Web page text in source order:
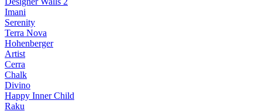
Imani
Serenity
Terra Nova
Hohenberger
Artist
Cerra
Chalk
Divino
Happy Inner Child
Raku